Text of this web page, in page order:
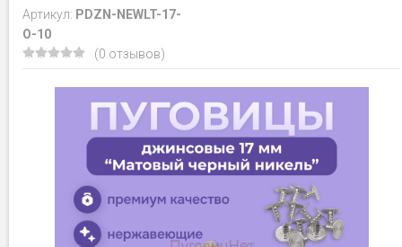
Артикул: PDZN-NEWLT-17-
O-10
(0 отзывов)